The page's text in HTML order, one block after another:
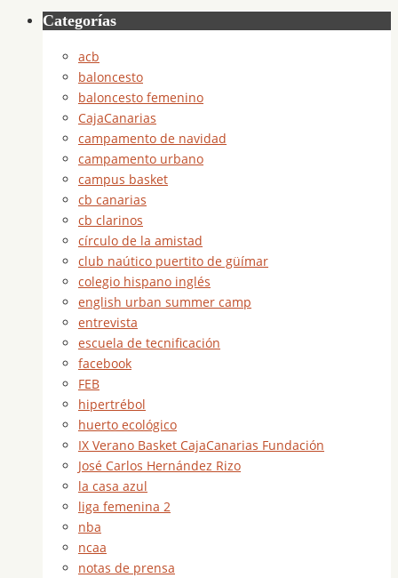
Categorías
acb
baloncesto
baloncesto femenino
CajaCanarias
campamento de navidad
campamento urbano
campus basket
cb canarias
cb clarinos
círculo de la amistad
club naútico puertito de güímar
colegio hispano inglés
english urban summer camp
entrevista
escuela de tecnificación
facebook
FEB
hipertrébol
huerto ecológico
IX Verano Basket CajaCanarias Fundación
José Carlos Hernández Rizo
la casa azul
liga femenina 2
nba
ncaa
notas de prensa